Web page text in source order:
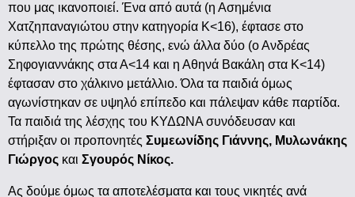
που μας ικανοποιεί. Ένα από αυτά (η Ασημένια
Χατζηπαναγιώτου στην κατηγορία Κ<16), έφτασε στο
κύπελλο της πρώτης θέσης, ενώ άλλα δύο (ο Ανδρέας
Σηφογιαννάκης στα Α<14 και η Αθηνά Βακάλη στα Κ<14)
έφτασαν στο χάλκινο μετάλλιο. Όλα τα παιδιά όμως
αγωνίστηκαν σε υψηλό επίπεδο και πάλεψαν κάθε παρτίδα.
Τα παιδιά της λέσχης του ΚΥΔΩΝΑ συνόδευσαν και
στήριξαν οι προπονητές Συμεωνίδης Γιάννης, Μυλωνάκης
Γιώργος και Σγουρός Νίκος.
Ας δούμε όμως τα αποτελέσματα και τους νικητές ανά